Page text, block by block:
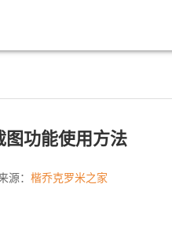
图功能使用方法
源： 楷乔克罗米之家